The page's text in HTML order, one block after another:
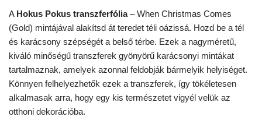
A Hokus Pokus transzferfólia– When Christmas Comes
(Gold) mintájával alakítsd át teredet téli oázissá. Hozd be a tél
és karácsony szépségét a belső térbe. Ezek a nagyméretű,
kiváló minőségű transzferek gyönyörű karácsonyi mintákat
tartalmaznak, amelyek azonnal feldobják bármelyik helyiséget.
Könnyen felhelyezhetők ezek a transzferek, így tökéletesen
alkalmasak arra, hogy egy kis természetet vigyél velük az
otthoni dekorációba.